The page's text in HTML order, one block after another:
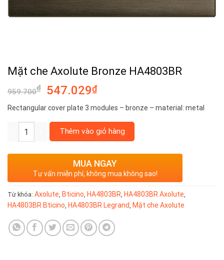
Mặt che Axolute Bronze HA4803BR
959.700₫ 547.029₫
Rectangular cover plate 3 modules – bronze – material: metal
Mặt che Axolute Bronze HA4803BR số lượng
Thêm vào giỏ hàng
MUA NGAY
Tư vấn miễn phí, không mua không sao!
Từ khóa: Axolute, Bticino, HA4803BR, HA4803BR Axolute,
HA4803BR Bticino, HA4803BR Legrand, Mặt che Axolute